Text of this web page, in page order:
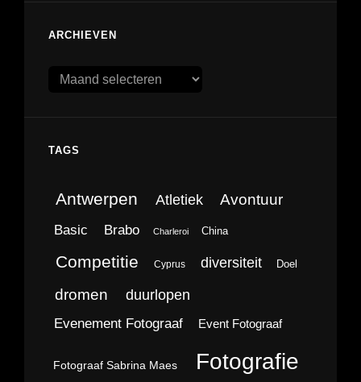
ARCHIEVEN
Archieven
TAGS
Antwerpen Atletiek Avontuur
Basic Brabo Charleroi China
Competitie Cyprus diversiteit Doel
dromen duurlopen
Evenement Fotograaf Event Fotograaf
Fotograaf Sabrina Maes Fotografie